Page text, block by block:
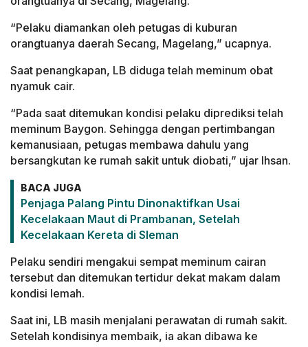
“Pelaku diamankan oleh petugas di kuburan
orangtuanya daerah Secang, Magelang,” ucapnya.
Saat penangkapan, LB diduga telah meminum obat
nyamuk cair.
“Pada saat ditemukan kondisi pelaku diprediksi telah
meminum Baygon. Sehingga dengan pertimbangan
kemanusiaan, petugas membawa dahulu yang
bersangkutan ke rumah sakit untuk diobati,” ujar Ihsan.
BACA JUGA
Penjaga Palang Pintu Dinonaktifkan Usai
Kecelakaan Maut di Prambanan, Setelah
Kecelakaan Kereta di Sleman
Pelaku sendiri mengakui sempat meminum cairan
tersebut dan ditemukan tertidur dekat makam dalam
kondisi lemah.
Saat ini, LB masih menjalani perawatan di rumah sakit.
Setelah kondisinya membaik, ia akan dibawa ke